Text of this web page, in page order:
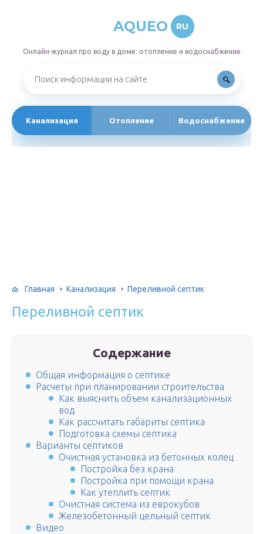
AQUEO RU
Онлайн-журнал про воду в доме: отопление и водоснабжение
Канализация Отопление Водоснабжение
Главная Канализация Переливной септик
Переливной септик
Содержание
Общая информация о септике
Расчеты при планировании строительства
Как выяснить объем канализационных
вод
Как рассчитать габариты септика
Подготовка схемы септика
Варианты септиков
Очистная установка из бетонных колец
Постройка без крана
Постройка при помощи крана
Как утеплить септик
Очистная система из еврокубов
Железобетонный цельный септик
Видео